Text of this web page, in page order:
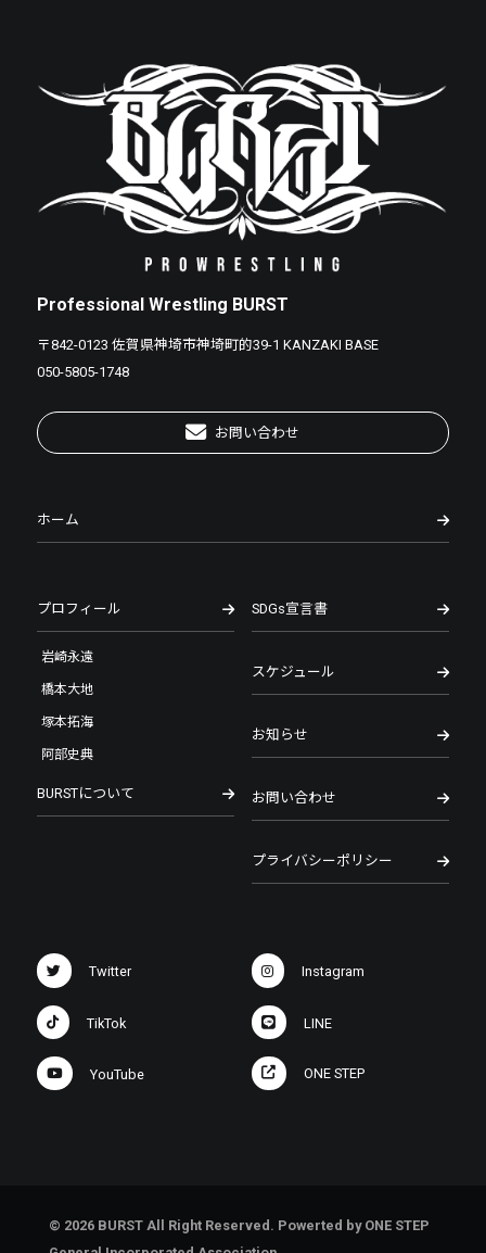
Professional Wrestling BURST
〒842-0123 佐賀県神埼市神埼町的39-1 KANZAKI BASE
050-5805-1748
お問い合わせ
ホーム
プロフィール
岩崎永遠
橋本大地
塚本拓海
阿部史典
BURSTについて
SDGs宣言書
スケジュール
お知らせ
お問い合わせ
プライバシーポリシー
Twitter Instagram
TikTok LINE
YouTube ONE STEP
© 2026 BURST All Right Reserved. Powerted by ONE STEP